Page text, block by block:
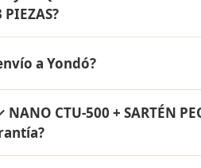
PIEZAS?
Ware + Bowls Rena Ware +
Rena Ware con garantía de por
a Yondó?
PIEZAS a Yondó, Antioquia y a
CTU-500 + SARTÉN